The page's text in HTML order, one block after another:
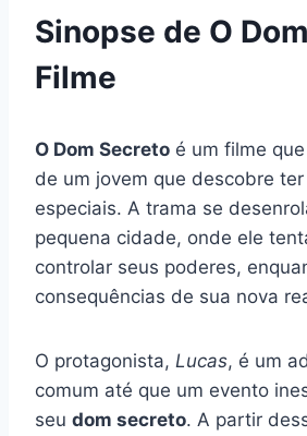
Sinopse de O
Filme
O Dom Secreto é um filme
de um jovem que descobre
especiais. A trama se
pequena cidade, onde ele
controlar seus poderes,
consequências de sua nova
O protagonista, Lucas, é um
comum até que um evento
seu dom secreto. A partir